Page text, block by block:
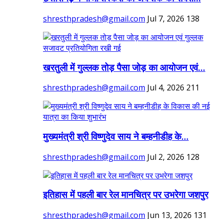
shresthpradesh@gmail.com Jul 7, 2026 138
खरतुली में गुल्लक तोड़ पैसा जोड़ का आयोजन एवं...
shresthpradesh@gmail.com Jul 4, 2026 211
मुख्यमंत्री श्री विष्णुदेव साय ने बम्हनीडीह के...
shresthpradesh@gmail.com Jul 2, 2026 128
इतिहास में पहली बार रेल मानचित्र पर उभरेगा जशपुर
shresthpradesh@gmail.com Jun 13, 2026 131